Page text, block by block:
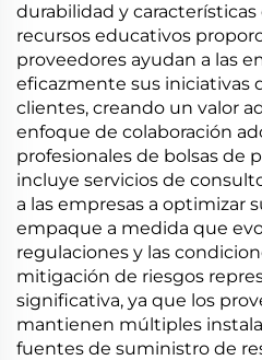
durabilidad y
recursos educativos
proveedores ayudan a las
eficazmente sus iniciativas
clientes, creando un valor
enfoque de colaboración
profesionales de bolsas de
incluye servicios de
a las empresas a optimizar
empaque a medida que
regulaciones y las
mitigación de riesgos
significativa, ya que los
mantienen múltiples
fuentes de suministro de